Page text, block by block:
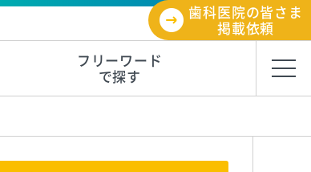
歯科医院の皆さま
掲載依頼
フリーワード
で探す